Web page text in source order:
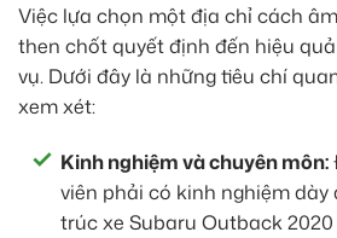
Việc lựa chọn một địa chỉ cách
then chốt quyết định đến hiệu
vụ. Dưới đây là những tiêu chí
xem xét:
Kinh nghiệm và chuyên môn:
viên phải có kinh nghiệm dày
trúc xe Subaru Outback